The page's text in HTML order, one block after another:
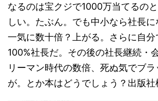
なるのは宝クジで1000万当てるの
しい。たぶん。でも中小なら社長
一気に数十倍？上がる。さらに自
100%社長だ。その後の社長継続・
リーマン時代の数倍、死ぬ気でブ
が。とか本はどうでしょう？出版社